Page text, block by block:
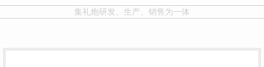
集礼炮研发、生产、销售为一体